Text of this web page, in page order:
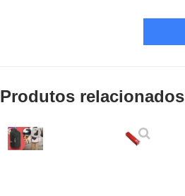
Produtos relacionados